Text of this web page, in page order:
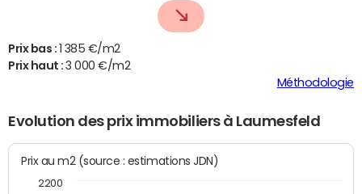
Prix bas :
1 385 €/m2
Prix haut :3 000 €/m2
Méthodologie
Evolution des prix immobiliers à Laumesfeld
Prix au m2 (source : estimations JDN)
2200